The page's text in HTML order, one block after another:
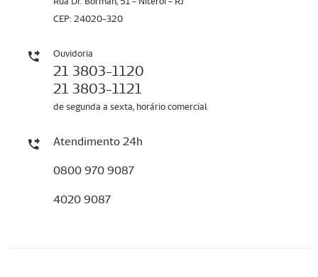
CEP: 24020-320
Ouvidoria
21 3803-1120
21 3803-1121
de segunda a sexta, horário comercial
Atendimento 24h
0800 970 9087
4020 9087